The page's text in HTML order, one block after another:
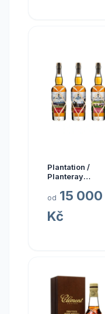
Plantation /
Planteray
Sada Single
Cellar 2024
od 15 000
Kč